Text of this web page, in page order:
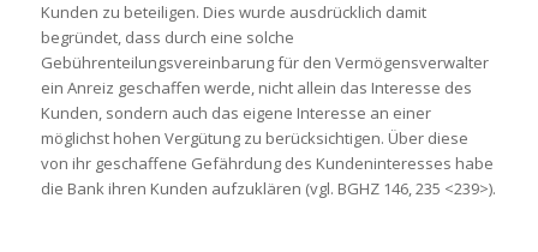
Kunden zu beteiligen. Dies wurde ausdrücklich damit
begründet, dass durch eine solche
Gebührenteilungsvereinbarung für den Vermögensverwalter
ein Anreiz geschaffen werde, nicht allein das Interesse des
Kunden, sondern auch das eigene Interesse an einer
möglichst hohen Vergütung zu berücksichtigen. Über diese
von ihr geschaffene Gefährdung des Kundeninteresses habe
die Bank ihren Kunden aufzuklären (vgl. BGHZ 146, 235 <239>).